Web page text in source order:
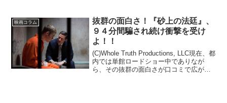
還したことから、家族との不協和音が
徐々に、やがては最大限に奏...
映画コラム
抜群の面白さ！『砂上の法廷』、
９４分間騙され続け衝撃を受け
よ！！
(C)Whole Truth Productions, LLC現在、都
内では単館ロードショー中でありなが
ら、その抜群の面白さが口コミで広が